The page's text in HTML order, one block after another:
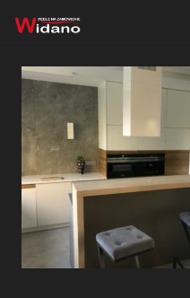
Strona główna
O firmie
Oferta
Realizacje
Kontakt